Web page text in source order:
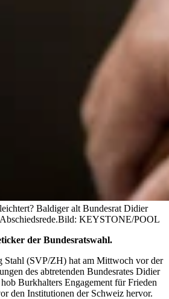
Baldiger alt Bundesrat Didier
Bild: KEYSTONE/POOL
der Bundesratswahl.
Stahl (SVP/ZH) hat am Mittwoch vor der
des abtretenden Bundesrates Didier
Burkhalters Engagement für Frieden
den Institutionen der Schweiz hervor.